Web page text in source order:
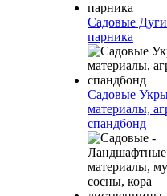
Садовые
парника
Садовые
материалы,
спандбонд